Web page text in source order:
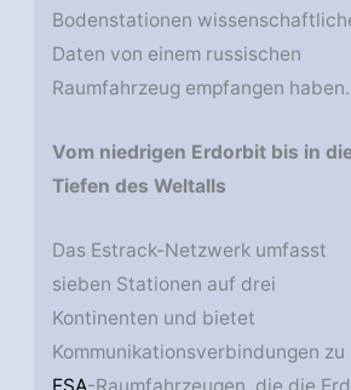
Bodenstationen
Daten von einem russischen
Raumfahrzeug empfangen haben.
Vom niedrigen Erdorbit bis in
Tiefen des Weltalls
Das Estrack-Netzwerk umfasst
sieben Stationen auf drei
Kontinenten und bietet
Kommunikationsverbindungen zu
ESA-Raumfahrzeugen, die die